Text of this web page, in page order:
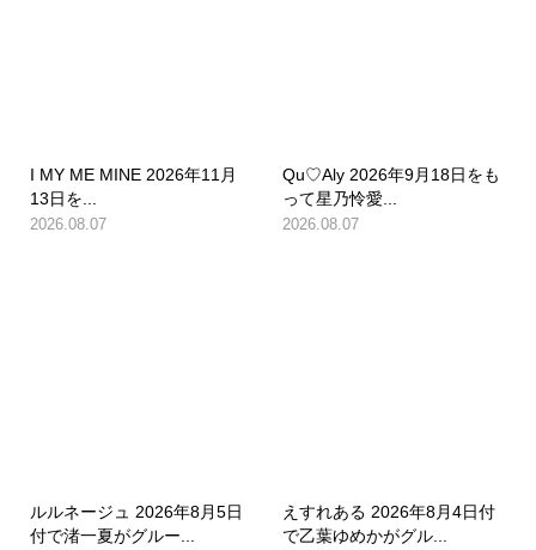
I MY ME MINE 2026年11月
13日を...
2026.08.07
Qu♡Aly 2026年9月18日をも
って星乃怜愛...
2026.08.07
ルルネージュ 2026年8月5日
付で渚一夏がグルー...
えすれある 2026年8月4日付
で乙葉ゆめかがグル...